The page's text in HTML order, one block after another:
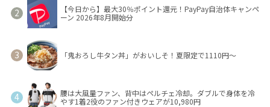
【今日から】最大30％ポイント還元！PayPay自治体キャンペ
ーン 2026年8月開始分
「鬼おろし牛タン丼」がおいしそ！夏限定で1110円～
腰は大風量ファン、背中はペルチェ冷却。ダブルで身体を冷
やす1着2役のファン付きウェアが10,980円